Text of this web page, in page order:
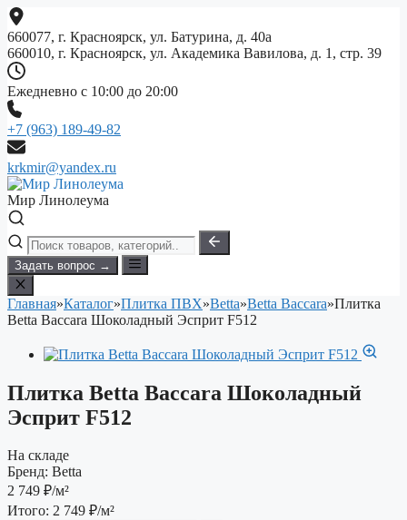
Перейти
к
содержимому
660077, г. Красноярск, ул. Батурина, д. 40а
660010, г. Красноярск, ул. Академика Вавилова, д. 1, стр. 39
Ежедневно с 10:00 до 20:00
+7 (963) 189-49-82
krkmir@yandex.ru
Мир Линолеума
Задать вопрос →
Главная»Каталог»Плитка ПВХ»Betta»Betta Baccara»Плитка
Betta Baccara Шоколадный Эсприт F512
Плитка Betta Baccara Шоколадный
Эсприт F512
На складе
Бренд: Betta
2 749 ₽/м²
Итого: 2 749 ₽/м²